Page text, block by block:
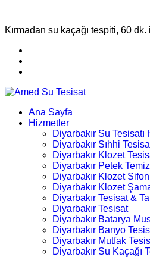
Kırmadan su kaçağı tespiti, 60 dk.
Ana Sayfa
Hizmetler
Diyarbakır Su Tesisatı
Diyarbakır Sıhhi
Diyarbakır Klozet
Diyarbakır Petek
Diyarbakır Klozet
Diyarbakır Klozet
Diyarbakır Tesisat &
Diyarbakır Tesisat
Diyarbakır Batarya
Diyarbakır Banyo
Diyarbakır Mutfak
Diyarbakır Su Kaçağı